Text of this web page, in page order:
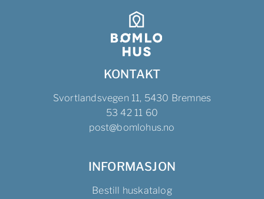
KONTAKT
Svortlandsvegen 11, 5430 Bremnes
53 42 11 60
post@bomlohus.no
INFORMASJON
Bestill huskatalog